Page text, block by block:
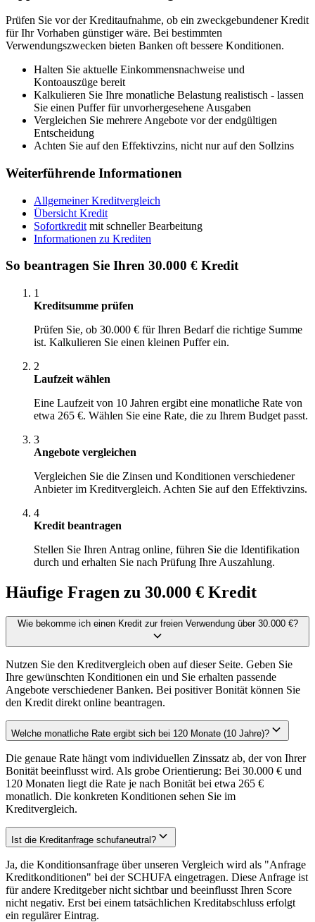
Prüfen Sie vor der Kreditaufnahme, ob ein zweckgebundener Kredit
für Ihr Vorhaben günstiger wäre. Bei bestimmten
Verwendungszwecken bieten Banken oft bessere Konditionen.
Halten Sie aktuelle Einkommensnachweise und
Kontoauszüge bereit
Kalkulieren Sie Ihre monatliche Belastung realistisch - lassen
Sie einen Puffer für unvorhergesehene Ausgaben
Vergleichen Sie mehrere Angebote vor der endgültigen
Entscheidung
Achten Sie auf den Effektivzins, nicht nur auf den Sollzins
Weiterführende Informationen
Allgemeiner Kreditvergleich
Übersicht Kredit
Sofortkredit mit schneller Bearbeitung
Informationen zu Krediten
So beantragen Sie Ihren 30.000 € Kredit
1
Kreditsumme prüfen
Prüfen Sie, ob 30.000 € für Ihren Bedarf die richtige Summe
ist. Kalkulieren Sie einen kleinen Puffer ein.
2
Laufzeit wählen
Eine Laufzeit von 10 Jahren ergibt eine monatliche Rate von
etwa 265 €. Wählen Sie eine Rate, die zu Ihrem Budget passt.
3
Angebote vergleichen
Vergleichen Sie die Zinsen und Konditionen verschiedener
Anbieter im Kreditvergleich. Achten Sie auf den Effektivzins.
4
Kredit beantragen
Stellen Sie Ihren Antrag online, führen Sie die Identifikation
durch und erhalten Sie nach Prüfung Ihre Auszahlung.
Häufige Fragen zu 30.000 € Kredit
Wie bekomme ich einen Kredit zur freien Verwendung über 30.000 €?
Nutzen Sie den Kreditvergleich oben auf dieser Seite. Geben Sie
Ihre gewünschten Konditionen ein und Sie erhalten passende
Angebote verschiedener Banken. Bei positiver Bonität können Sie
den Kredit direkt online beantragen.
Welche monatliche Rate ergibt sich bei 120 Monate (10 Jahre)?
Die genaue Rate hängt vom individuellen Zinssatz ab, der von Ihrer
Bonität beeinflusst wird. Als grobe Orientierung: Bei 30.000 € und
120 Monaten liegt die Rate je nach Bonität bei etwa 265 €
monatlich. Die konkreten Konditionen sehen Sie im
Kreditvergleich.
Ist die Kreditanfrage schufaneutral?
Ja, die Konditionsanfrage über unseren Vergleich wird als "Anfrage
Kreditkonditionen" bei der SCHUFA eingetragen. Diese Anfrage ist
für andere Kreditgeber nicht sichtbar und beeinflusst Ihren Score
nicht negativ. Erst bei einem tatsächlichen Kreditabschluss erfolgt
ein regulärer Eintrag.